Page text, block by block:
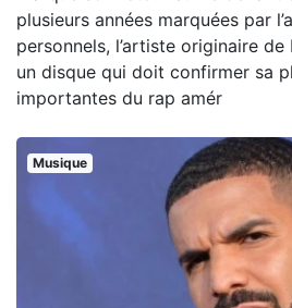
plusieurs années marquées par
personnels, l’artiste originaire
un disque qui doit confirmer sa
importantes du rap amér
Musique